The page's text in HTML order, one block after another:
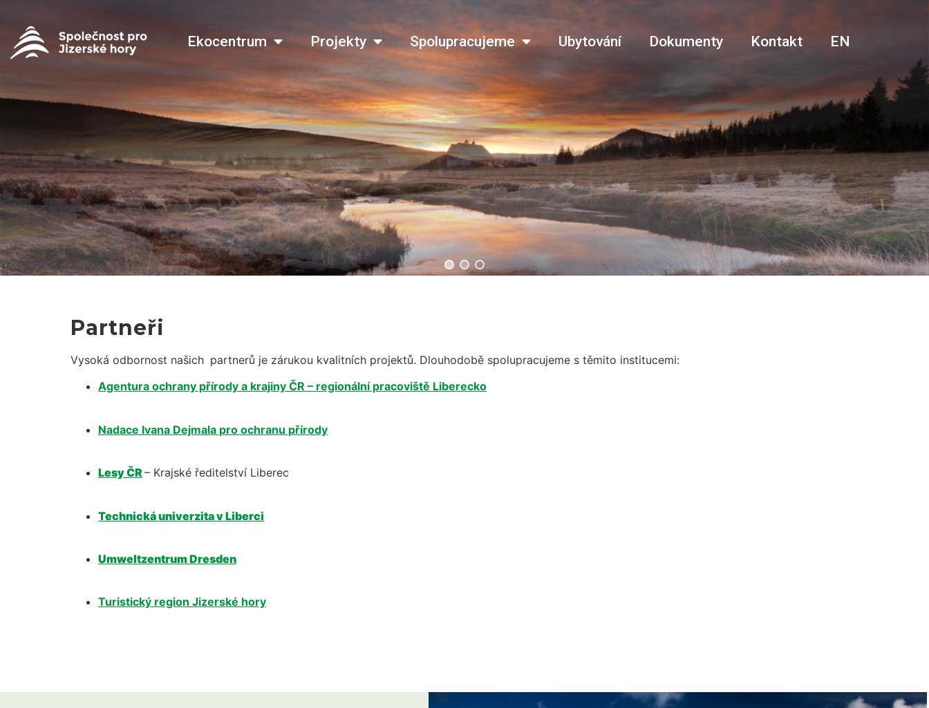
Ekocentrum Projekty Spolupracujeme Ubytování Dokumenty Kontakt EN
Partneři
Vysoká odbornost našich partnerů je zárukou kvalitních projektů. Dlouhodobě spolupracujeme s těmito institucemi:
Agentura ochrany přírody a krajiny ČR – regionální pracoviště Liberecko
Nadace Ivana Dejmala pro ochranu přírody
Lesy ČR– Krajské ředitelství Liberec
Technická univerzita v Liberci
Umweltzentrum Dresden
Turistický region Jizerské hory